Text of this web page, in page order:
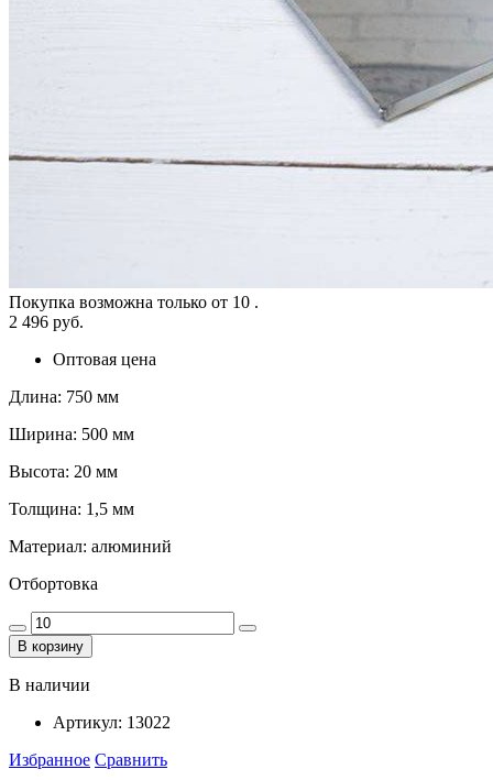
Покупка возможна только от 10 .
2 496 руб.
Оптовая цена
Длина: 750 мм
Ширина: 500 мм
Высота: 20 мм
Толщина: 1,5 мм
Материал: алюминий
Отбортовка
В корзину
В наличии
Артикул: 13022
Избранное Сравнить